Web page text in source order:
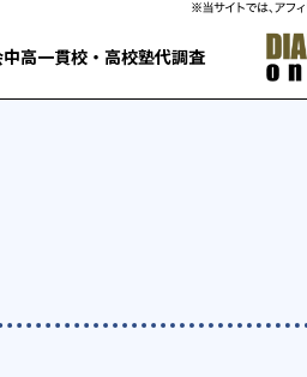
中高一貫校・高校塾代調査